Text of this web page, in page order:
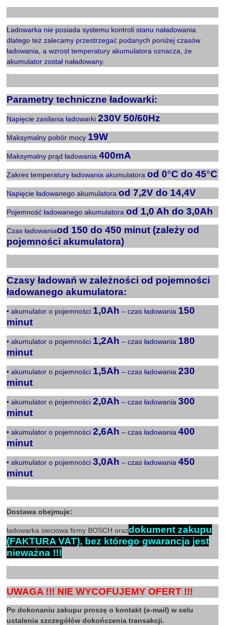
Ładowarka nie posiada systemu kontroli stanu naładowania
dlatego też zalecamy przestrzegać podanych poniżej czasów
ładowania, a wzrost temperatury akumulatora oznacza, że
akumulator został naładowany.
X
Parametry techniczne ładowarki:
Napięcie zasilania ładowarki230V 50/60Hz
Maksymalny pobór mocy 19W
Maksymalny prąd ładowania400mA
Zakres temperatury ładowania akumulatoraod 0°C do 45°C
Napięcie ładowanego akumulatoraod 7,2V do 14,4V
Pojemność ładowanego akumulatoraod 1,0 Ah do 3,0Ah
Czas ładowaniaod 150 do 450 minut (zależy od
pojemności akumulatora)
X
Czasy ładowań w zależności od pojemności
ładowanego akumulatora:
• akumulator o pojemności 1,0Ah – czas ładowania 150
minut
• akumulator o pojemności 1,2Ah – czas ładowania 180
minut
• akumulator o pojemności 1,5Ah – czas ładowania230
minut
• akumulator o pojemności2,0Ah – czas ładowania300
minut
• akumulator o pojemności2,6Ah – czas ładowania400
minut
• akumulator o pojemności3,0Ah – czas ładowania450
minut
X
Dostawa obejmuje:
ładowarka sieciowa firmy BOSCH orazdokument zakupu
(FAKTURA VAT), bez którego gwarancja jest
nieważna !!!
X
UWAGA !!! NIE WYCOFUJEMY OFERT !!!
Po dokonaniu zakupu proszę o kontakt (e-mail) w celu
ustalenia szczegółów dokończenia transakcji.